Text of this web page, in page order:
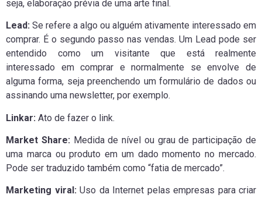
seja, elaboração prévia de uma arte final.
Lead: Se refere a algo ou alguém ativamente interessado em
comprar. É o segundo passo nas vendas. Um Lead pode ser
entendido como um visitante que está realmente
interessado em comprar e normalmente se envolve de
alguma forma, seja preenchendo um formulário de dados ou
assinando uma newsletter, por exemplo.
Linkar: Ato de fazer o link.
Market Share: Medida de nível ou grau de participação de
uma marca ou produto em um dado momento no mercado.
Pode ser traduzido também como “fatia de mercado”.
Marketing viral: Uso da Internet pelas empresas para criar